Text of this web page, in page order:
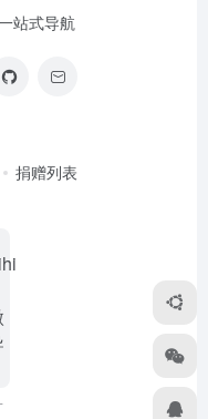
站式导航
捐赠列表